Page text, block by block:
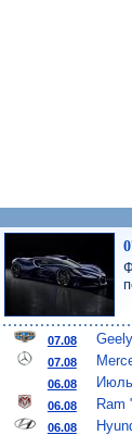
07.08
07.08
06.08
06.08 Ram
06.08